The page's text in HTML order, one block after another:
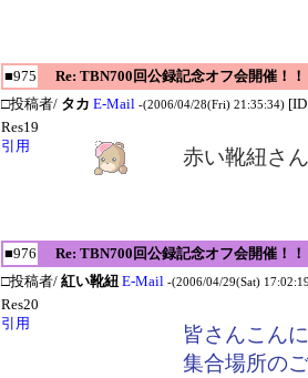
■975 Re: TBN700回公録記念オフ会開催！！
□投稿者/ タカ E-Mail -(2006/04/28(Fri) 21:35:34)
Res19
引用
赤い靴紐さ
■976 Re: TBN700回公録記念オフ会開催！！
□投稿者/ 紅い靴紐 E-Mail -(2006/04/29(Sat)
Res20
引用
皆さんこん
集合場所の